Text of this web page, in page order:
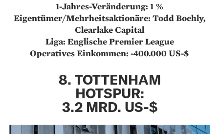
1-Jahres-Veränderung: 1 %
Eigentümer/Mehrheitsaktionäre: Todd Boehly,
Clearlake Capital
Liga: Englische Premier League
Operatives Einkommen: -400.000 US-$
8. TOTTENHAM
HOTSPUR:
3.2 MRD. US-$